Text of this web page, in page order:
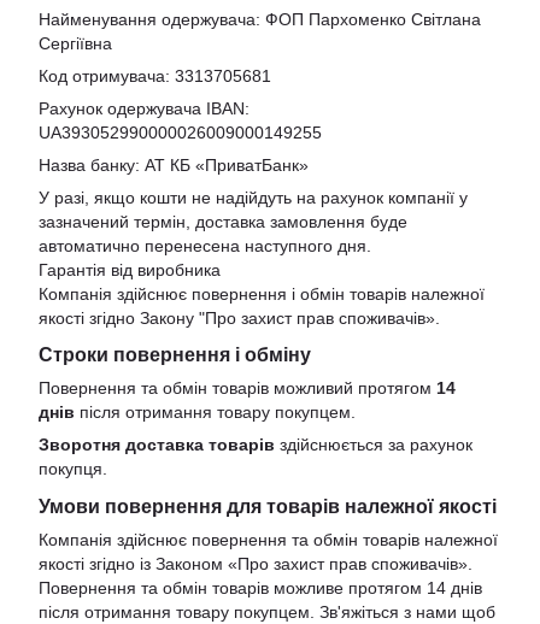
Найменування одержувача: ФОП Пархоменко Світлана
Сергіївна
Код отримувача: 3313705681
Рахунок одержувача IBAN:
UA393052990000026009000149255
Назва банку: АТ КБ «ПриватБанк»
У разі, якщо кошти не надійдуть на рахунок компанії у
зазначений термін, доставка замовлення буде
автоматично перенесена наступного дня.
Гарантія від виробника
Компанія здійснює повернення і обмін товарів належної
якості згідно Закону "Про захист прав споживачів»
Строки повернення і обміну
Повернення та обмін товарів можливий протягом 14
днів після отримання товару покупцем.
Зворотня доставка товарів здійснюється за рахунок
покупця.
Умови повернення для товарів належної якості
Компанія здійснює повернення та обмін товарів належної
якості згідно із Законом «Про захист прав споживачів».
Повернення та обмін товарів можливе протягом 14 днів
після отримання товару покупцем. Зв'яжіться з нами щоб